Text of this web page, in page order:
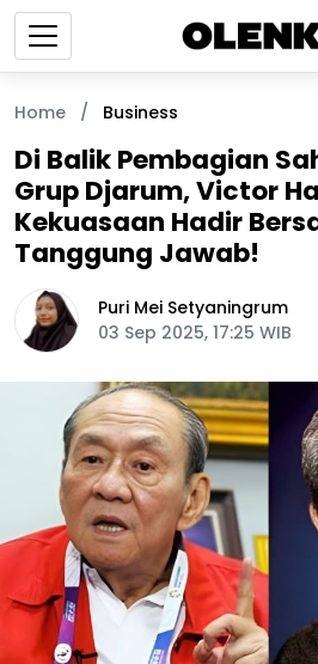
Home / Business
Di Balik Pembagian
Grup Djarum, Victor
Kekuasaan Hadir
Tanggung Jawab!
Puri Mei Setyaningrum
03 Sep 2025, 17:25 WIB